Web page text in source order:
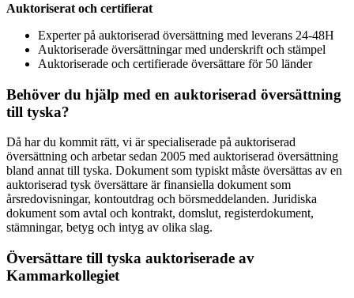
Auktoriserat och certifierat
Experter på auktoriserad översättning med leverans 24-48H
Auktoriserade översättningar med underskrift och stämpel
Auktoriserade och certifierade översättare för 50 länder
Behöver du hjälp med en auktoriserad översättning
till tyska?
Då har du kommit rätt, vi är specialiserade på auktoriserad
översättning och arbetar sedan 2005 med auktoriserad översättning
bland annat till tyska. Dokument som typiskt måste översättas av en
auktoriserad tysk översättare är finansiella dokument som
årsredovisningar, kontoutdrag och börsmeddelanden. Juridiska
dokument som avtal och kontrakt, domslut, registerdokument,
stämningar, betyg och intyg av olika slag.
Översättare till tyska auktoriserade av
Kammarkollegiet